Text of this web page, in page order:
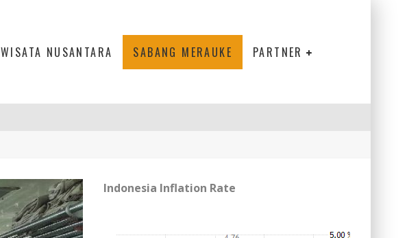
WISATA NUSANTARA SABANG MERAUKE PARTNER
Indonesia Inflation Rate